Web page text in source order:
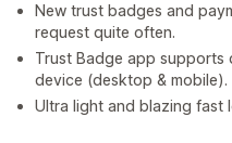
New trust badges and
request quite often.
Trust Badge app
device (desktop & mobile).
Ultra light and blazing fast